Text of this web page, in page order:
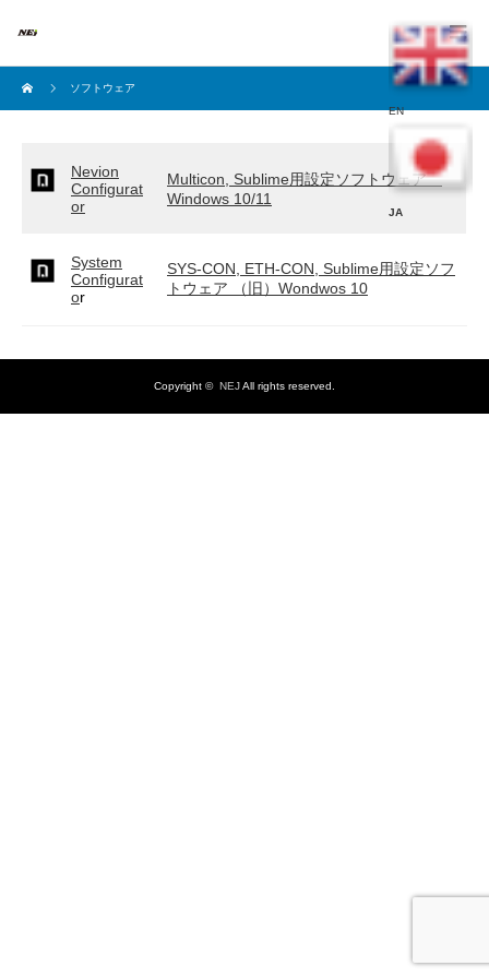
ソフトウェア
Nevion
Configurat
or
Multicon, Sublime用設定ソフトウェア
Windows 10/11
System
Configurat
or
SYS-CON, ETH-CON, Sublime用設定ソフ
トウェア （旧）Wondwos 10
Copyright © NEJAll rights reserved.
EN
JA